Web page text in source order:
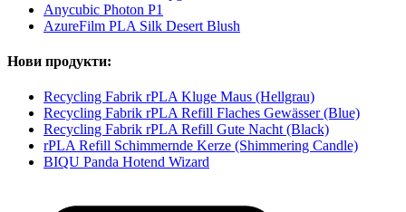
Anycubic Photon P1
AzureFilm PLA Silk Desert Blush
Нови продукти:
Recycling Fabrik rPLA Kluge Maus (Hellgrau)
Recycling Fabrik rPLA Refill Flaches Gewässer (Blue)
Recycling Fabrik rPLA Refill Gute Nacht (Black)
rPLA Refill Schimmernde Kerze (Shimmering Candle)
BIQU Panda Hotend Wizard